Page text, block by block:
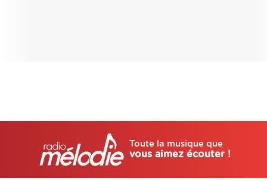
Toute la musique que
vous aimez écouter !